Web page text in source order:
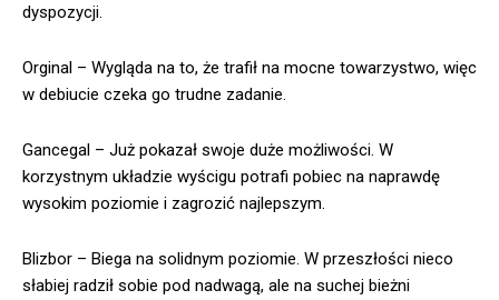
dyspozycji.
Orginal – Wygląda na to, że trafił na mocne towarzystwo, więc
w debiucie czeka go trudne zadanie.
Gancegal – Już pokazał swoje duże możliwości. W
korzystnym układzie wyścigu potrafi pobiec na naprawdę
wysokim poziomie i zagrozić najlepszym.
Blizbor – Biega na solidnym poziomie. W przeszłości nieco
słabiej radził sobie pod nadwagą, ale na suchej bieżni